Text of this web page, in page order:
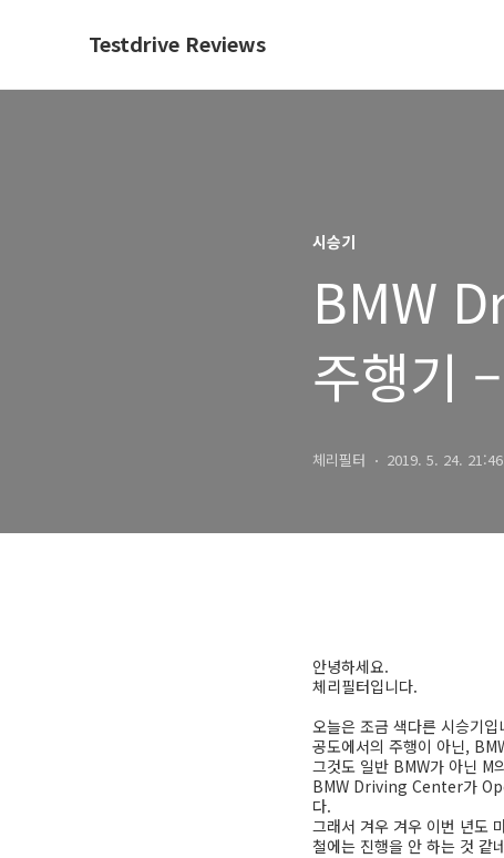
Testdrive Reviews
시승기
BMW
주행기
체리필터 2019. 5. 24. 21:46
안녕하세요.
체리필터입니다.
오늘은 조금 색다른 시승기입
공도에서의 주행이 아닌,
그것도 일반 BMW가 아닌 M
BMW Driving Center가
다.
그래서 겨우 겨우 이번 년도
철에는 진행을 안 하는 것 같